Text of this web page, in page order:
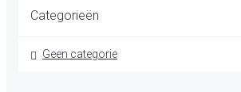
Categorieën
Geen categorie